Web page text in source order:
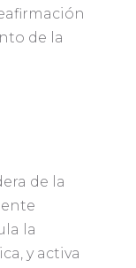
de la
de la
la
y activa